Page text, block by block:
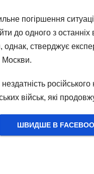
погіршення
до одного з
стверджує
Москви.
військ, які
ШВИДШЕ В